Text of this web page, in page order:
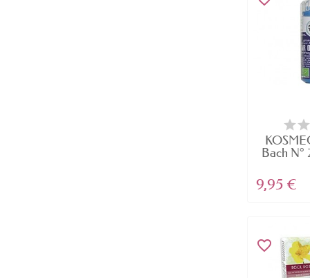
Bach N°
9,95 €
favorite_border